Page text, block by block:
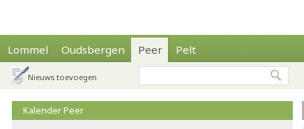
Lommel Oudsbergen Peer Pelt
Nieuws toevoegen
Kalender Peer